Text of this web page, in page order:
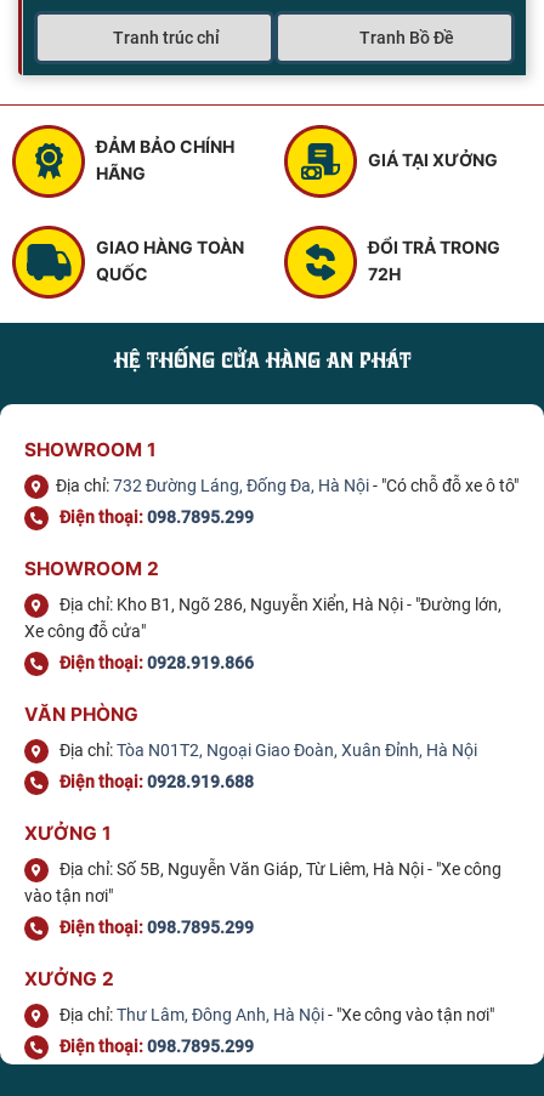
Tranh trúc chỉ Tranh Bồ Đề
ĐẢM BẢO CHÍNH
HÃNG
GIÁ TẠI XƯỞNG
GIAO HÀNG TOÀN
QUỐC
ĐỔI TRẢ TRONG
72H
HỆ THỐNG CỬA HÀNG AN PHÁT
SHOWROOM 1
Địa chỉ:732 Đường Láng, Đống Đa, Hà Nội- "Có chỗ đỗ xe ô tô"
Điện thoại:098.7895.299
SHOWROOM 2
Địa chỉ: Kho B1, Ngõ 286, Nguyễn Xiển, Hà Nội - "Đường lớn,
Xe công đỗ cửa"
Điện thoại:0928.919.866
VĂN PHÒNG
Địa chỉ:Tòa N01T2, Ngoại Giao Đoàn, Xuân Đỉnh, Hà Nội
Điện thoại:0928.919.688
XƯỞNG 1
Địa chỉ: Số 5B, Nguyễn Văn Giáp, Từ Liêm, Hà Nội - "Xe công
vào tận nơi"
Điện thoại:098.7895.299
XƯỞNG 2
Địa chỉ:Thư Lâm, Đông Anh, Hà Nội- "Xe công vào tận nơi"
Điện thoại:098.7895.299